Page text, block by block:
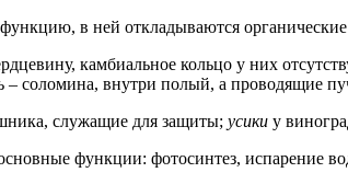
в ней откладываются органические
камбиальное кольцо у них
– соломина, внутри полый, а проводящие
служащие для защиты; усики у
функции: фотосинтез, испарение